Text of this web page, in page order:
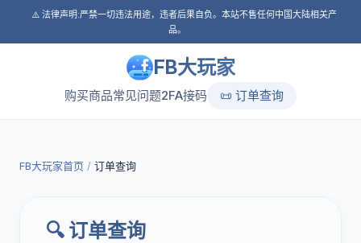
⚠️ 法律声明:严禁一切违法用途，违者后果自负。本站不售任何中国大陆相关产
品。
FB大玩家
购买商品常见问题2FA接码 📜 订单查询
FB大玩家首页 / 订单查询
🔍 订单查询